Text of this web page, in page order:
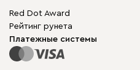
Для бизнеса
Карта сайта
Модульная мебель
Столы и стулья
Red Dot Award
Рейтинг рунета
Платежные системы